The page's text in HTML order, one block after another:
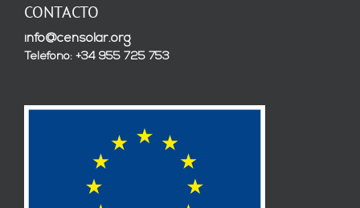
CONTACTO
info@censolar.org
Teléfono: +34 955 725 753